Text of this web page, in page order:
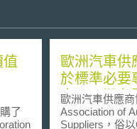
值
了
歐洲汽車供
於標準必要
南，以期有
車產業更明
歐洲汽車供應
Association of
Suppliers，俗